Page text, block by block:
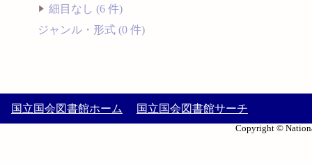
細目なし (6 件)
ジャンル・形式 (0 件)
国立国会図書館ホーム 国立国会図書館サーチ
Copyright ©